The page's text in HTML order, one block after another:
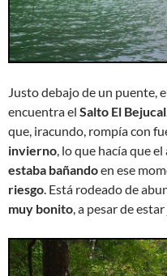
Justo debajo de un puente,
encuentra el Salto El Bejucal
que, iracundo, rompía con
invierno , lo que hacía que
estaba bañandoen ese
riesgo . Está rodeado de
muy bonito , a pesar de